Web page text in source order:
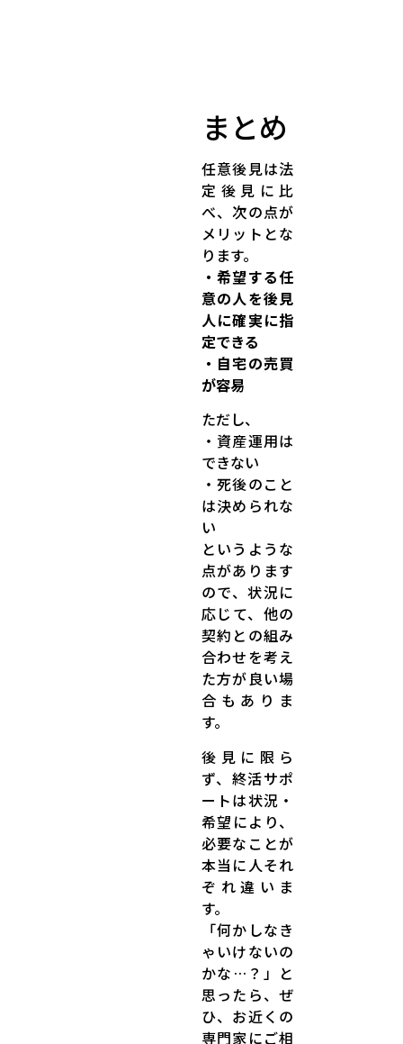
まとめ
任意後見は法
定後見に比
べ、次の点が
メリットとな
ります。
・希望する任
意の人を後見
人に確実に指
定できる
・自宅の売買
が容易
ただし、
・資産運用は
できない
・死後のこと
は決められな
い
というような
点があります
ので、状況に
応じて、他の
契約との組み
合わせを考え
た方が良い場
合もありま
す。
後見に限ら
ず、終活サポ
ートは状況・
希望により、
必要なことが
本当に人それ
ぞれ違いま
す。
「何かしなき
ゃいけないの
かな…？」と
思ったら、ぜ
ひ、お近くの
専門家にご相